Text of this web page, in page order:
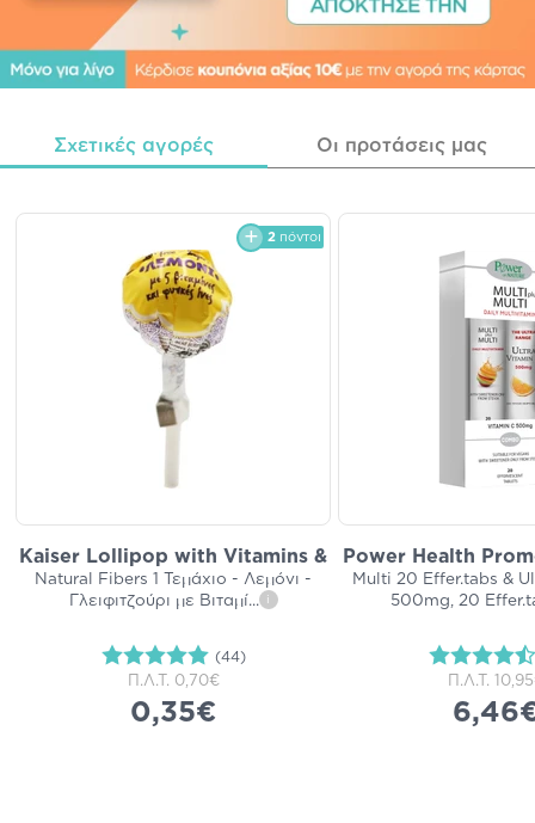
Σχετικές αγορές Οι προτάσεις μας
2 πόντοι
Kaiser Lollipop with Vitamins &
Natural Fibers 1 Τεμάχιο - Λεμόνι -
Γλειφιτζούρι με Βιταμί... i
(44)
Π.Λ.Τ. 0,70€
0,35€
Power Health
Multi 20 Effer.tabs &
500mg, 20
Π.Λ.Τ.